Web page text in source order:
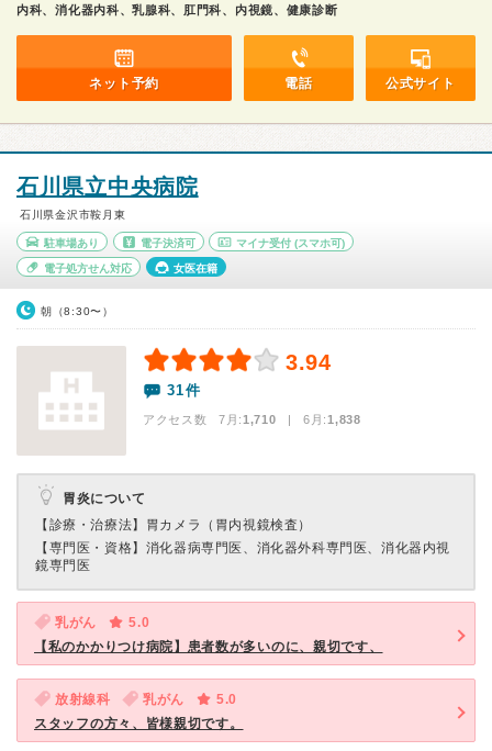
内科、消化器内科、乳腺科、肛門科、内視鏡、健康診断
ネット予約 電話 公式サイト
石川県立中央病院
石川県金沢市鞍月東
駐車場あり 電子決済可 マイナ受付 (スマホ可)
電子処方せん対応 女医在籍
朝（8:30〜）
3.94
31件
アクセス数 7月:1,710 | 6月:1,838
胃炎について
【診療・治療法】 胃カメラ（胃内視鏡検査）
【専門医・資格】 消化器病専門医、消化器外科専門医、消化器内視
鏡専門医
乳がん
5.0
【私のかかりつけ病院】患者数が多いのに、親切です、
放射線科 乳がん
5.0
スタッフの方々、皆様親切です。